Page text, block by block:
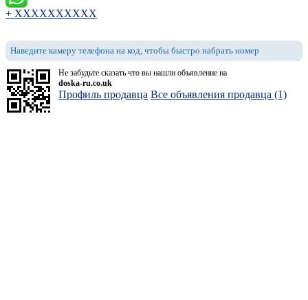
+ XXXXXXXXXX
Наведите камеру телефона на код, чтобы быстро набрать номер
Не забудьте сказать что вы нашли объявление на
doska-ru.co.uk
Профиль продавца Все объявления продавца (1)